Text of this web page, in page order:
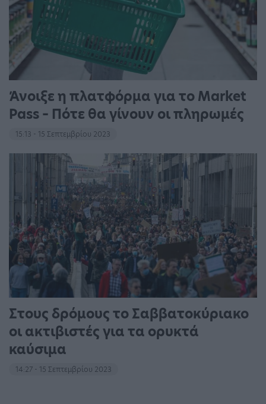
Άνοιξε η πλατφόρμα για το Market
Pass – Πότε θα γίνουν οι πληρωμές
15:13 - 15 Σεπτεμβρίου 2023
Στους δρόμους το Σαββατοκύριακο
οι ακτιβιστές για τα ορυκτά
καύσιμα
14:27 - 15 Σεπτεμβρίου 2023